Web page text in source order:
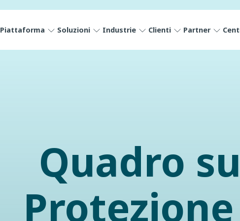
Piattaforma Soluzioni Industrie Clienti Partner
Quadro